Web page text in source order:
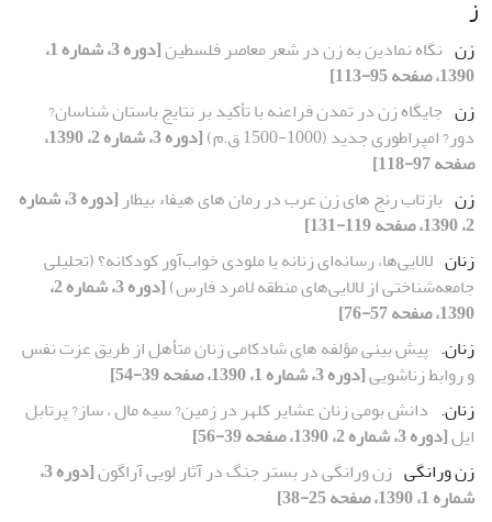
ز
زن نگاه نمادین به زن در شعر معاصر فلسطین
[دوره 3، شماره 1،
1390، صفحه 95-113]
زن جایگاه زن در تمدن فراعنه با تأکید بر نتایج باستان شناسان?
دور? امپراطوری جدید (1000-1500 ق.م)
[دوره 3، شماره 2، 1390،
صفحه 97-118]
زن بازتاب رنج های زن عرب در رمان های هیفاء بیطار
[دوره 3، شماره
2، 1390، صفحه 119-131]
زنان لالایی‌ها، رسانه‌ای زنانه یا ملودی خواب‌آور کودکانه؟ (تحلیلی
جامعه‌شناختی از لالایی‌های منطقه لامرد فارس)
[دوره 3، شماره 2،
1390، صفحه 57-76]
زنان. پیش بینی مؤلفه های شادکامی زنان متأهل از طریق عزت نفس
و روابط زناشویی[دوره 3، شماره 1، 1390، صفحه 39-54]
زنان. دانش بومی زنان عشایر کلهر در زمین? سیه مال ، ساز? پرتابل
ایل[دوره 3، شماره 2، 1390، صفحه 39-56]
زن ورانگی زن ورانگی در بستر جنگ در آثار لویی آراگون
[دوره 3،
شماره 1، 1390، صفحه 25-38]